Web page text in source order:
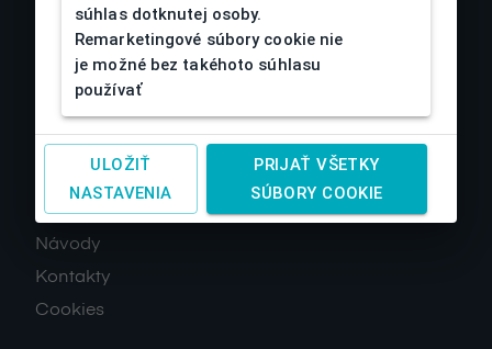
O nás
Obchodné podmienky
Reklamácia a vrátenie tovaru
Spracovanie osobných údajov
Návody
Kontakty
Cookies
súhlas dotknutej osoby.
Remarketingové súbory cookie nie
je možné bez takéhoto súhlasu
používať
ULOŽIŤ
NASTAVENIA
PRIJAŤ VŠETKY
SÚBORY COOKIE